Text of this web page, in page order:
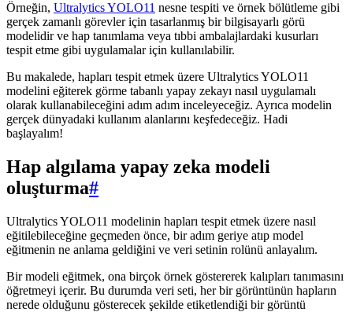
Örneğin, Ultralytics YOLO11 nesne tespiti ve örnek bölütleme gibi
gerçek zamanlı görevler için tasarlanmış bir bilgisayarlı görü
modelidir ve hap tanımlama veya tıbbi ambalajlardaki kusurları
tespit etme gibi uygulamalar için kullanılabilir.
Bu makalede, hapları tespit etmek üzere Ultralytics YOLO11
modelini eğiterek görme tabanlı yapay zekayı nasıl uygulamalı
olarak kullanabileceğini adım adım inceleyeceğiz. Ayrıca modelin
gerçek dünyadaki kullanım alanlarını keşfedeceğiz. Hadi
başlayalım!
Hap algılama yapay zeka modeli
oluşturma#
Ultralytics YOLO11 modelinin hapları tespit etmek üzere nasıl
eğitilebileceğine geçmeden önce, bir adım geriye atıp model
eğitmenin ne anlama geldiğini ve veri setinin rolünü anlayalım.
Bir modeli eğitmek, ona birçok örnek göstererek kalıpları tanımasını
öğretmeyi içerir. Bu durumda veri seti, her bir görüntünün hapların
nerede olduğunu gösterecek şekilde etiketlendiği bir görüntü